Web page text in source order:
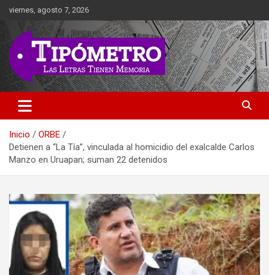
Saltar
contenido
viernes, agosto 7, 2026
Tipometro
Las Letras Tienen Memoria
Inicio
ORBE
Detienen a “La Tía”, vinculada al homicidio del exalcalde Carlos
Manzo en Uruapan; suman 22 detenidos